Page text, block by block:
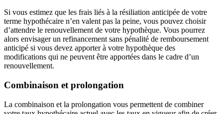
Si vous estimez que les frais liés à la résiliation anticipée de votre
terme hypothécaire n’en valent pas la peine, vous pouvez choisir
d’attendre le renouvellement de votre hypothèque. Vous pourrez
alors envisager un refinancement sans pénalité de remboursement
anticipé si vous devez apporter à votre hypothèque des
modifications qui ne peuvent être apportées dans le cadre d’un
renouvellement.
Combinaison et prolongation
La combinaison et la prolongation vous permettent de combiner